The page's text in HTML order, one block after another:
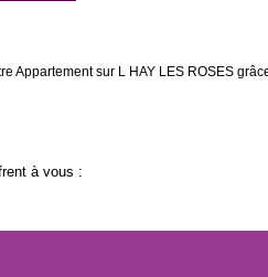
sur L HAY LES ROSES
à vous :